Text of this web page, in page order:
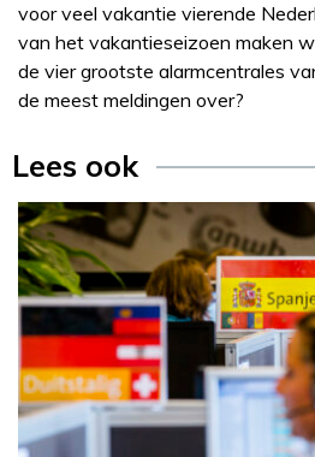
voor veel vakantie vierende
van het vakantieseizoen maken
de vier grootste alarmcentrales
de meest meldingen over?
Lees ook